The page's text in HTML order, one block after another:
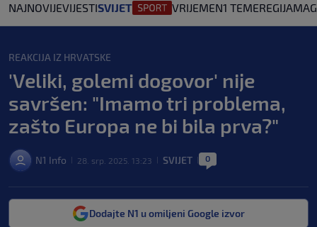
NAJNOVIJEVIJESTISVIJET VRIJEMEN1 TEMEREGIJA
REAKCIJA IZ HRVATSKE
'Veliki, golemi dogovor' nije
savršen: "Imamo tri problema,
zašto Europa ne bi bila prva?"
N1 Info 28. srp. 2025. 13:23 SVIJET 0
Dodajte N1 u omiljeni Google izvor